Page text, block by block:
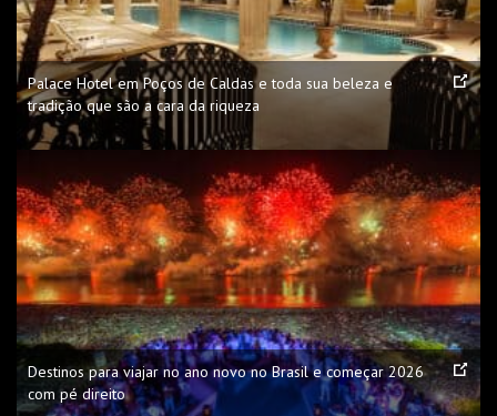
Palace Hotel em Poços de Caldas e toda sua beleza e
tradição que são a cara da riqueza
Destinos para viajar no ano novo no Brasil e começar 2026
com pé direito